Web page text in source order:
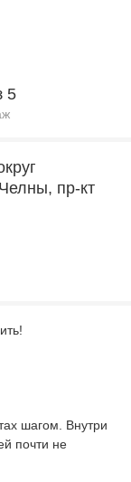
5
пр-кт
шагом. Внутри
почти не